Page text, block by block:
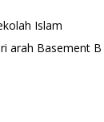
Islam
arah Basement B